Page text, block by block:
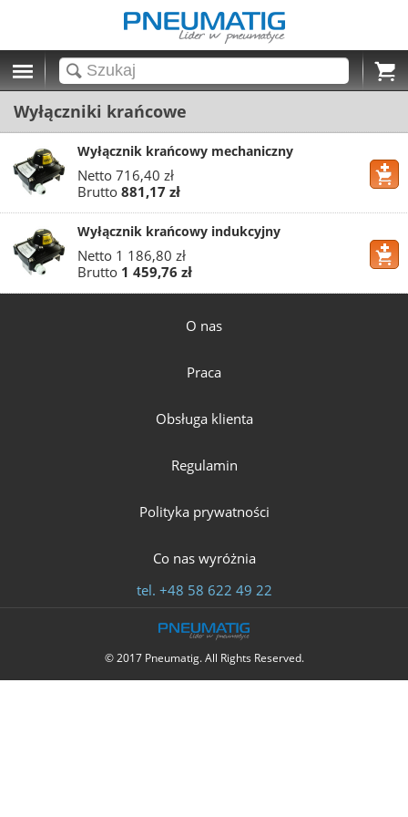
Cart
Wyłączniki krańcowe
Wyłącznik krańcowy mechaniczny
Netto 716,40 zł
Brutto 881,17 zł
Wyłącznik krańcowy indukcyjny
Netto 1 186,80 zł
Brutto 1 459,76 zł
O nas
Praca
Obsługa klienta
Regulamin
Polityka prywatności
Co nas wyróżnia
tel. +48 58 622 49 22
© 2017 Pneumatig. All Rights Reserved.